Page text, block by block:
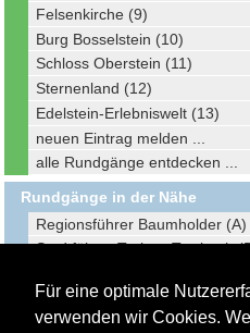
Für eine optimale
verwenden wir Cookies.
Felsenkirche (9)
Burg Bosselstein (10)
Schloss Oberstein (11)
Sternenland (12)
Edelstein-Erlebniswelt (13)
neuen Eintrag melden ...
alle Rundgänge entdecken ...
Rundgänge in der Nähe
Regionsführer Baumholder (A)
Stadtführer Traben-Trarbach
Stadtführer Ottweiler (D)
Stadtführer Wittlich (E)